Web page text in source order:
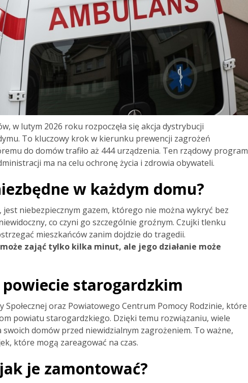
w lutym 2026 roku rozpoczęła się akcja dystrybucji
To kluczowy krok w kierunku prewencji zagrożeń
do domów trafiło aż 444 urządzenia. Ten rządowy program
ma na celu ochronę życia i zdrowia obywateli.
w każdym domu?
niebezpiecznym gazem, którego nie można wykryć bez
co czyni go szczególnie groźnym. Czujki tlenku
mieszkańców zanim dojdzie do tragedii.
zająć tylko kilka minut, ale jego działanie może
starogardzkim
Społecznej oraz Powiatowego Centrum Pomocy Rodzinie, które
powiatu starogardzkiego. Dzięki temu rozwiązaniu, wiele
domów przed niewidzialnym zagrożeniem. To ważne,
które mogą zareagować na czas.
je zamontować?